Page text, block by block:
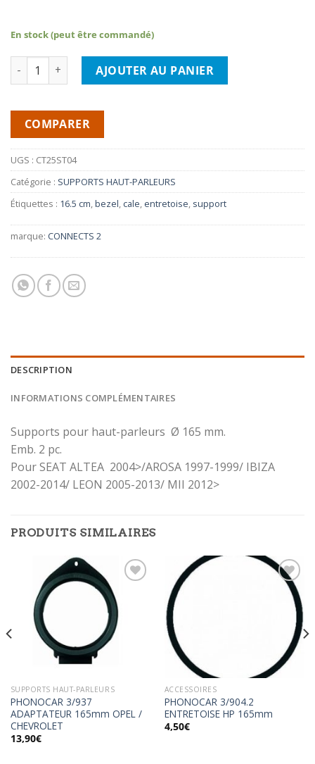
En stock (peut être commandé)
quantité de CONNECTS 2 CT25ST04 Adaptateur haut-parleur
AJOUTER AU PANIER
COMPARER
UGS : CT25ST04
Catégorie : SUPPORTS HAUT-PARLEURS
Étiquettes : 16.5 cm,bezel, cale, entretoise, support
marque: CONNECTS 2
DESCRIPTION
INFORMATIONS COMPLÉMENTAIRES
Supports pour haut-parleurs Ø 165 mm.
Emb. 2 pc.
Pour SEAT ALTEA 2004>/AROSA 1997-1999/ IBIZA
2002-2014/ LEON 2005-2013/ MII 2012>
PRODUITS SIMILAIRES
Ajouter
wishlist
SUPPORTS HAUT-PARLEURS
PHONOCAR 3/937
ADAPTATEUR 165mm OPEL /
CHEVROLET
13,90€
Ajouter
wishlist
ACCESSOIRES
PHONOCAR 3/904.2
ENTRETOISE HP 165mm
4,50€